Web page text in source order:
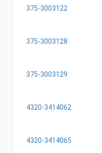
375-3003122
375-3003128
375-3003129
4320-3414062
4320-3414065